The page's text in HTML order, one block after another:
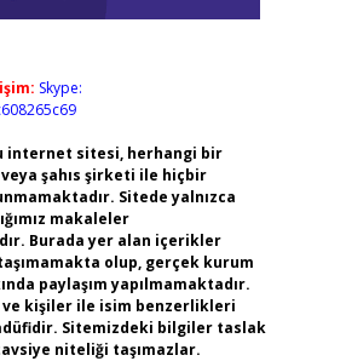
Skype:
internet sitesi, herhangi bir
şahıs şirketi ile hiçbir
Sitede yalnızca
makaleler
Burada yer alan içerikler
olup, gerçek kurum
paylaşım yapılmamaktadır.
ve kişiler ile isim benzerlikleri
Sitemizdeki bilgiler taslak
niteliği taşımazlar.